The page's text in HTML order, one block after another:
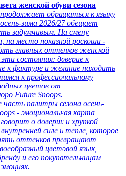
женской обуви сезона
обращаться к языку
зима 2026/27 обещает
задумчивым. На смену
на место показной роскоши -
главных оттенков женской
состояния: доверие к
к фактуре и желание находить
к профессиональному
цветов от
Future Snoops.
палитры сезона осень-
- эмоциональная карта
о доверии и хрупкой
силе и тепле, которое
оттенков превращают
цветовой язык,
и его покупательницам